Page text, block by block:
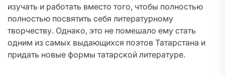
изучать и работать вместо того, чтобы полностью
полностью посвятить себя литературному
творчеству. Однако, это не помешало ему стать
одним из самых выдающихся поэтов Татарстана и
придать новые формы татарской литературе.